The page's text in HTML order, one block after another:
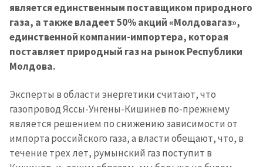
является единственным поставщиком природного
газа, а также владеет 50% акций «Молдовагаз»,
единственной компании-импортера, которая
поставляет природный газ на рынок Республики
Молдова.
Эксперты в области энергетики считают, что
газопровод Яссы-Унгены-Кишинев по-прежнему
является решением по снижению зависимости от
импорта российского газа, а власти обещают, что, в
течение трех лет, румынский газ поступит в